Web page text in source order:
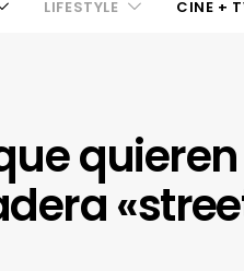
LIFESTYLE CINE +